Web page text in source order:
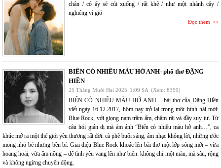
chân / cô ấy sẽ cúi xuống / rất khẽ / như một nhành cây /
nghiêng vì gió
Đọc thêm
BIỂN CÓ NHIỀU MÀU HỞ ANH- phổ thơ ĐẶNG
HIỀN
25 Tháng Mười Hai 2025 1:09 SA (Xem: 8359)
BIỂN CÓ NHIỀU MÀU HỞ ANH – bài thơ của Đặng Hiền
viết ngày 16.12.2017, hôm nay trở lại trong một hình hài mới:
Blue Rock, với giọng nam trầm ấm, chậm rãi và đầy suy tư. Từ
câu hỏi giản dị mà ám ảnh “Biển có nhiều màu hở anh…”, ca
khúc mở ra một thế giới yêu thương rất đời: cà phê buổi sáng, âm nhạc không lời, những ước
mong nhỏ bé nhưng bền bỉ. Giai điệu Blue Rock khoác lên bài thơ một lớp sóng mới – vừa
hoang hoải, vừa ấm nồng – để tình yêu vang lên như biển: không chỉ một màu, mà sâu, rộng
và không ngừng chuyển động.